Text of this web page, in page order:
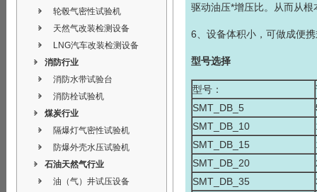
轮毂气密性试验机
天然气改装检测设备
LNG汽车改装检测设备
消防行业
消防水带试验台
消防栓试验机
煤炭行业
隔爆灯气密性试验机
防爆外壳水压试验机
石油天然气行业
油（气）井试压设备
驱动油压*增压比。从而从
6、设备体积小，可做成便
型号选择
型号：
SMT_DB_5
SMT_DB_10
SMT_DB_15
SMT_DB_20
SMT_DB_35